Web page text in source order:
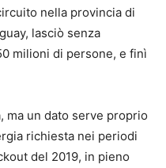
nella provincia di
lasciò senza
milioni di persone, e finì
ma un dato serve proprio
richiesta nei periodi
del 2019, in pieno